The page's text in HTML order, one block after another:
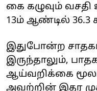
கை கழுவும் வசதி
13ம் ஆண்டில் 36.3
இதுபோன்ற
இருந்தாலும்,
ஆய்வறிக்கை
அவற்றின் இதர